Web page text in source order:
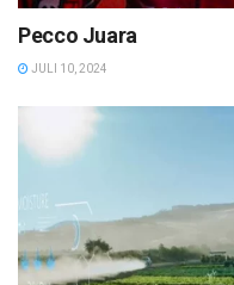
Pecco Juara
JULI 10, 2024